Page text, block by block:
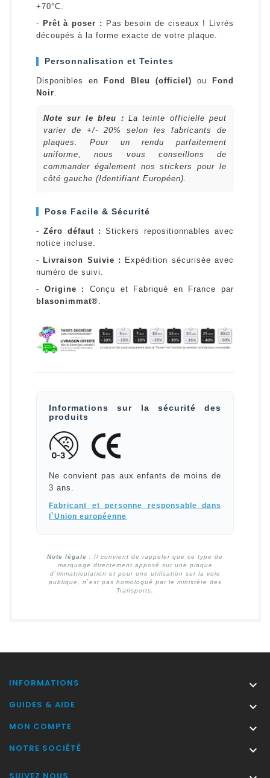
+70°C.
- Prêt à poser :
Pas besoin de ciseaux ! Livrés
découpés à la forme exacte de votre plaque.
Personnalisation et Teintes
Disponibles en Fond Bleu (officiel) ou
Fond
Noir.
Note sur le bleu : La teinte officielle peut
varier de +/- 20% selon les fabricants de
plaques. Pour un rendu parfaitement
uniforme, nous vous conseillons de
commander également nos stickers pour le
côté gauche (Identifiant Européen).
Pose Facile & Sécurité
-Zéro défaut : Stickers repositionnables avec
notice incluse.
- Livraison Suivie :
Expédition sécurisée avec
numéro de suivi.
- Origine :
Conçu et Fabriqué en France par
blasonimmat®.
Informations sur la sécurité des
produits
Ne convient pas aux enfants de moins de
3 ans.
Fabricant et personne responsable dans
l`Union européenne
Note légale : Il convient de rappeler que ce type de
marquage directement apposé sur une plaque
d`immatriculation et pour une utilisation sur la voie
publique, n`est pas homologué par le ministère des
Transports.
INFORMATIONS 
GUIDES & AIDE 
MON COMPTE 
NOTRE SOCIÉTÉ 